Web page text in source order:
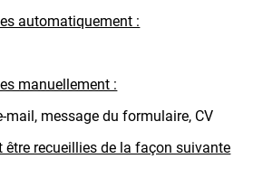
automatiquement :
manuellement :
mail, message du formulaire, CV
être recueillies de la façon suivante